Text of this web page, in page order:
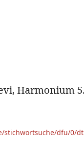
Harmonium
stichwortsuche/dfu/0/